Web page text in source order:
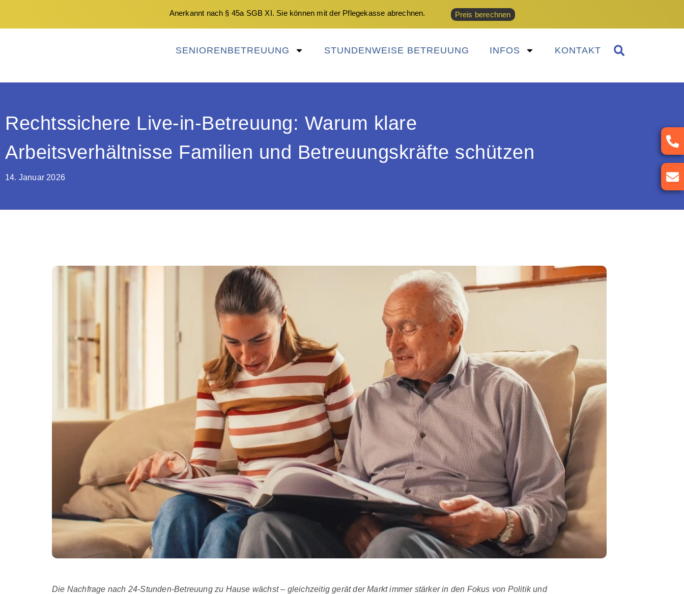
Anerkannt nach § 45a SGB XI. Sie können mit der Pflegekasse abrechnen. Preis berechnen
SENIORENBETREUUNG STUNDENWEISE BETREUUNG INFOS KONTAKT
Rechtssichere Live-in-Betreuung: Warum klare
Arbeitsverhältnisse Familien und Betreuungskräfte schützen
14. Januar 2026
Die Nachfrage nach 24-Stunden-Betreuung zu Hause wächst – gleichzeitig gerät der Markt immer stärker in den Fokus von Politik und